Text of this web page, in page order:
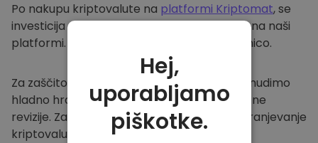
Po nakupu kriptovalute na platformi Kriptomat, se
investicija prenese v vašo varno denarnico na naši
platformi. Vsak uporabnik ima svojo denarnico.
Za zaščito naših strank in njihovih sredstev nudimo
hladno hrambo ter redno izvajamo varnostne
revizije. Zato je naša platforma varna za shranjevanje
kriptovalute in ostalih kripto naložb.
Hej,
uporabljamo
piškotke.